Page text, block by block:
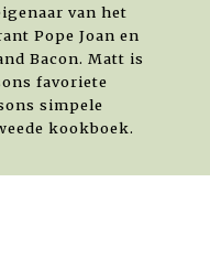
van het
Pope Joan en
Bacon. Matt is
favoriete
simpele
kookboek.